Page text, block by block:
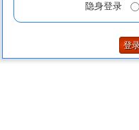
隐身登录